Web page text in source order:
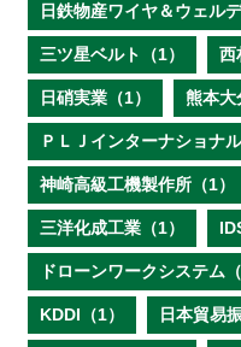
日鉄物産ワイヤ＆ウェル
三ツ星ベルト（1） 西
日硝実業（1） 熊本大
ＰＬＪインターナショナル
神崎高級工機製作所（1）
三洋化成工業（1）
ドローンワークシステム（
KDDI（1） 日本貿易